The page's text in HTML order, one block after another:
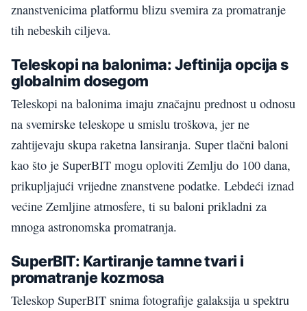
znanstvenicima platformu blizu svemira za promatranje
tih nebeskih ciljeva.
Teleskopi na balonima: Jeftinija opcija s
globalnim dosegom
Teleskopi na balonima imaju značajnu prednost u odnosu
na svemirske teleskope u smislu troškova, jer ne
zahtijevaju skupa raketna lansiranja. Super tlačni baloni
kao što je SuperBIT mogu oploviti Zemlju do 100 dana,
prikupljajući vrijedne znanstvene podatke. Lebdeći iznad
većine Zemljine atmosfere, ti su baloni prikladni za
mnoga astronomska promatranja.
SuperBIT: Kartiranje tamne tvari i
promatranje kozmosa
Teleskop SuperBIT snima fotografije galaksija u spektru